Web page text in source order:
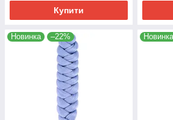
Купити
Новинка –22% Новинка